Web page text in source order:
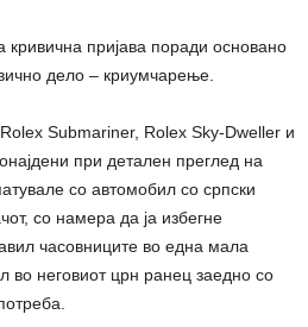
пријава поради основано
дело – криумчарење.
Submariner, Rolex Sky-Dweller и
при детален преглед на
со автомобил со српски
со намера да ја избегне
часовниците во една мала
во неговиот црн ранец заедно со